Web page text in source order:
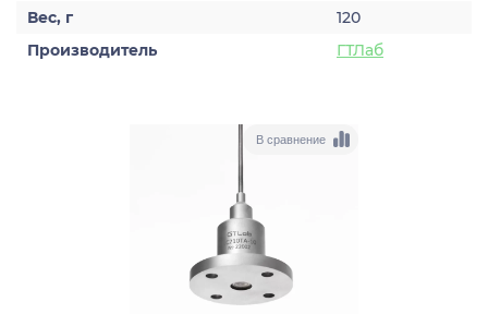
Вес, г
120
Производитель
ГТЛаб
В сравнение